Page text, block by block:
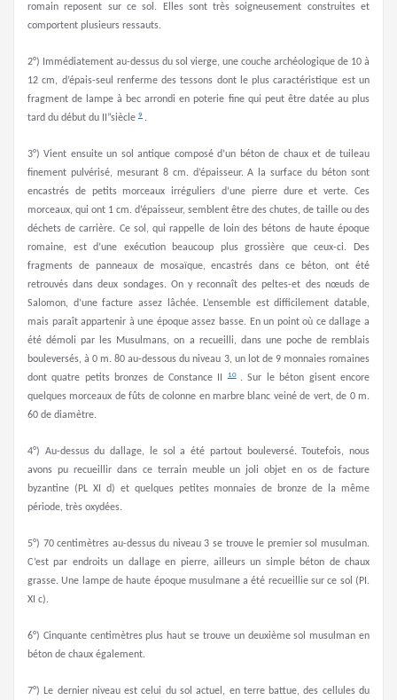
romain reposent sur ce sol. Elles sont très soigneusement construites et
comportent plusieurs ressauts.
2°) Immédiatement au-dessus du sol vierge, une couche archéologique de 10 à
12 cm, d’épais-seul renferme des tessons dont le plus caractéristique est un
fragment de lampe à bec arrondi en poterie fine qui peut être datée au plus
tard du début du II”siècle 9 .
3°) Vient ensuite un sol antique composé d’un béton de chaux et de tuileau
finement pulvérisé, mesurant 8 cm. d’épaisseur. A la surface du béton sont
encastrés de petits morceaux irréguliers d’une pierre dure et verte. Ces
morceaux, qui ont 1 cm. d’épaisseur, semblent être des chutes, de taille ou des
déchets de carrière. Ce sol, qui rappelle de loin des bétons de haute époque
romaine, est d’une exécution beaucoup plus grossière que ceux-ci. Des
fragments de panneaux de mosaïque, encastrés dans ce béton, ont été
retrouvés dans deux sondages. On y reconnaît des peltes-et des nœuds de
Salomon, d’une facture assez lâchée. L’ensemble est difficilement datable,
mais paraît appartenir à une époque assez basse. En un point où ce dallage a
été démoli par les Musulmans, on a recueilli, dans une poche de remblais
bouleversés, à 0 m. 80 au-dessous du niveau 3, un lot de 9 monnaies romaines
dont quatre petits bronzes de Constance II10 . Sur le béton gisent encore
quelques morceaux de fûts de colonne en marbre blanc veiné de vert, de 0 m.
60 de diamètre.
4°) Au-dessus du dallage, le sol a été partout bouleversé. Toutefois, nous
avons pu recueillir dans ce terrain meuble un joli objet en os de facture
byzantine (PL XI d) et quelques petites monnaies de bronze de la même
période, très oxydées.
5°) 70 centimètres au-dessus du niveau 3 se trouve le premier sol musulman.
C’est par endroits un dallage en pierre, ailleurs un simple béton de chaux
grasse. Une lampe de haute époque musulmane a été recueillie sur ce sol (PI.
XI c).
6°) Cinquante centimètres plus haut se trouve un deuxième sol musulman en
béton de chaux également.
7°) Le dernier niveau est celui du sol actuel, en terre battue, des cellules du